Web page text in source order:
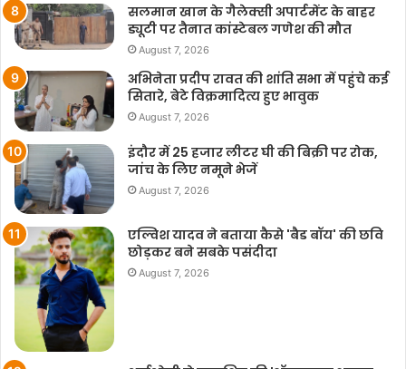
सलमान खान के गैलेक्सी अपार्टमेंट के बाहर
ड्यूटी पर तैनात कांस्टेबल गणेश की मौत
August 7, 2026
अभिनेता प्रदीप रावत की शांति सभा में पहुंचे कई
सितारे, बेटे विक्रमादित्य हुए भावुक
August 7, 2026
इंदौर में 25 हजार लीटर घी की बिक्री पर रोक,
जांच के लिए नमूने भेजें
August 7, 2026
एल्विश यादव ने बताया कैसे 'बैड बॉय' की छवि
छोड़कर बने सबके पसंदीदा
August 7, 2026